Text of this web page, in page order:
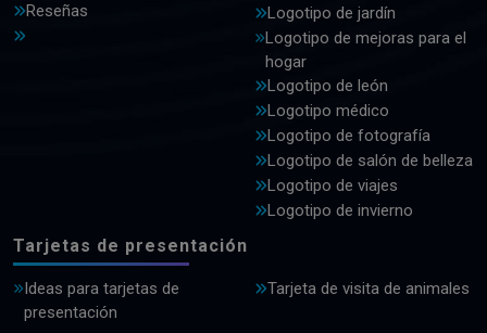
Reseñas
Logotipo de jardín
Logotipo de mejoras para el
hogar
Logotipo de león
Logotipo médico
Logotipo de fotografía
Logotipo de salón de belleza
Logotipo de viajes
Logotipo de invierno
Tarjetas de presentación
Ideas para tarjetas de
presentación
Tarjeta de visita de animales